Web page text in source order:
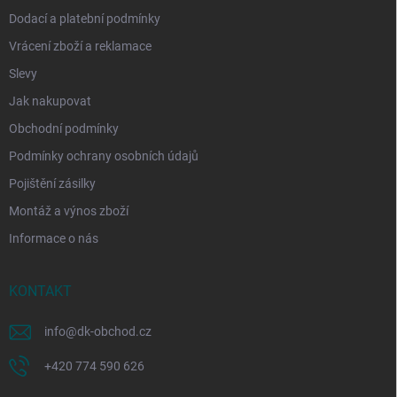
Dodací a platební podmínky
Vrácení zboží a reklamace
Slevy
Jak nakupovat
Obchodní podmínky
Podmínky ochrany osobních údajů
Pojištění zásilky
Montáž a výnos zboží
Informace o nás
KONTAKT
info@dk-obchod.cz
+420 774 590 626